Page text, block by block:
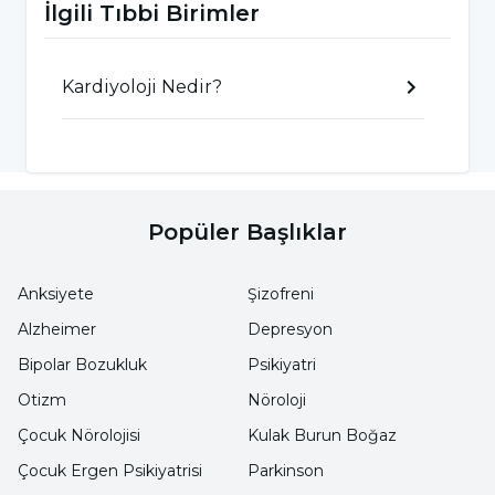
olabilir.
Belirtiler bazen hafif olabilir ve kişi tarafından
ciddiye alınmayabilir. Ancak özellikle risk
uzman ile görüşmeniz önemlidir.
Koroner Arter Hastalığı Kimlerde
Görülür?
bireylerde daha sık görülür. Bu risk faktörleri
arasında yaş, cinsiyet, aile öyküsü, sigara içme,
yüksek tansiyon, yüksek kolesterol, obezite,
İlgili Tıbbi Birimler
Kardiyoloji Nedir?
Popüler Başlıklar
Anksiyete
Alzheimer
Bipolar Bozukluk
Otizm
Çocuk Nörolojisi
Şizofreni
Depresyon
Psikiyatri
Nöroloji
Kulak Burun Boğaz
Çocuk Ergen Psikiyatrisi
Parkinson